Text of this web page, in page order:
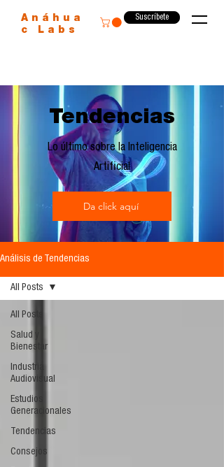
Anáhua
c Labs
Suscríbete
Tendencias
Lo último sobre la Inteligencia
Artificial
Da click aquí
Análisis de Tendencias
All Posts
Salud y
Bienestar
Industria
Audiovisual
Estudios
Generacionales
Tendencias
Consejos
All Posts